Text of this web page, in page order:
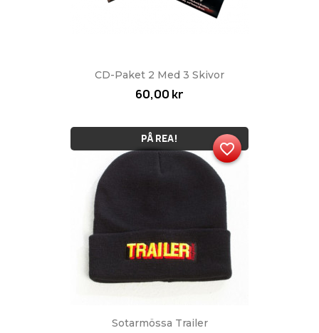
CD-Paket 2 Med 3 Skivor
60,00 kr
Sotarmössa Trailer
PÅ REA!
favorite_border